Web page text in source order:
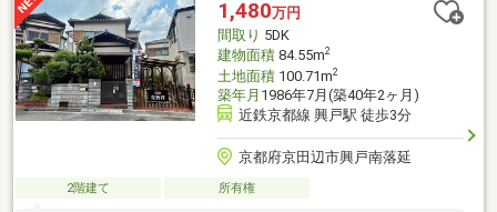
1,480万円
間取り 5DK
建物面積84.55m2
土地面積100.71m2
築年月 1986年7月(築40年2ヶ月)
近鉄京都線 興戸駅 徒歩3分
京都府京田辺市興戸南落延
2階建て 所有権